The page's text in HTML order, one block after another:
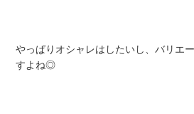
やっぱりオシャレはしたいし、バリエ
すよね◎